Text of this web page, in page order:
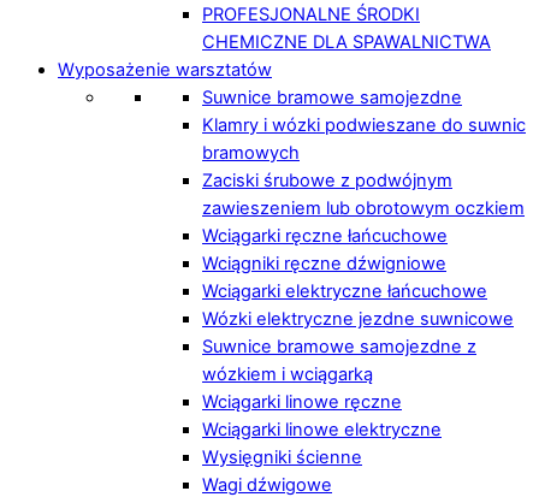
PROFESJONALNE ŚRODKI
CHEMICZNE DLA SPAWALNICTWA
Wyposażenie warsztatów
Suwnice bramowe samojezdne
Klamry i wózki podwieszane do suwnic
bramowych
Zaciski śrubowe z podwójnym
zawieszeniem lub obrotowym oczkiem
Wciągarki ręczne łańcuchowe
Wciągniki ręczne dźwigniowe
Wciągarki elektryczne łańcuchowe
Wózki elektryczne jezdne suwnicowe
Suwnice bramowe samojezdne z
wózkiem i wciągarką
Wciągarki linowe ręczne
Wciągarki linowe elektryczne
Wysięgniki ścienne
Wagi dźwigowe